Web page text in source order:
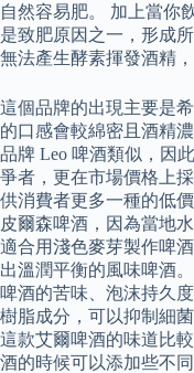
自然容易肥。 加上當你
是致肥原因之一，形成
無法產生酵素揮發酒精，
這個品牌的出現主要是
的口感會較綿密且酒精
品牌 Leo 啤酒類似，因
爭者，更在市場價格上
供消費者更多一種的低
皮爾森啤酒，因為當地
適合用淺色麥芽製作啤
出溫潤平衡的風味啤酒
啤酒的苦味、泡沫持久
樹脂成分，可以抑制細
這款艾爾啤酒的味道比
酒的時候可以添加些不